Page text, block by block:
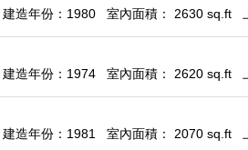
建造年份：1980 室內面積： 2630 sq.ft
建造年份：1974 室內面積： 2620 sq.ft
建造年份：1981 室內面積： 2070 sq.ft